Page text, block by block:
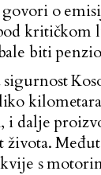
govori o
kritičkom
biti
sigurnost
i dalje
života.
s